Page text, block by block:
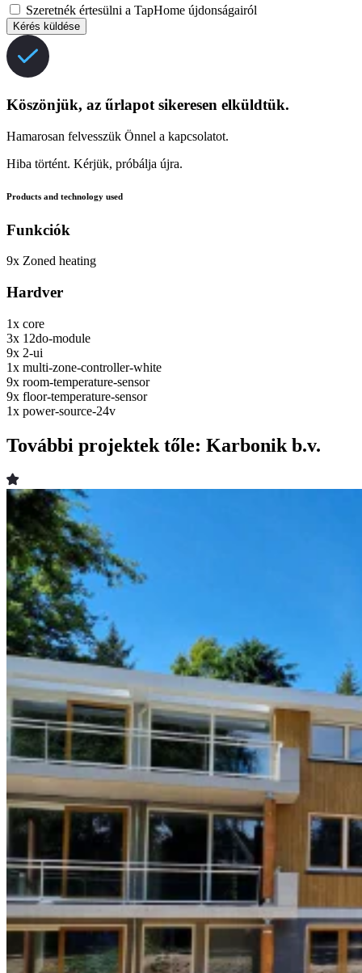
Szeretnék értesülni a TapHome újdonságairól
Kérés küldése
Köszönjük, az űrlapot sikeresen elküldtük.
Hamarosan felvesszük Önnel a kapcsolatot.
Hiba történt. Kérjük, próbálja újra.
Products and technology used
Funkciók
9x Zoned heating
Hardver
1x core
3x 12do-module
9x 2-ui
1x multi-zone-controller-white
9x room-temperature-sensor
9x floor-temperature-sensor
1x power-source-24v
További projektek tőle: Karbonik b.v.